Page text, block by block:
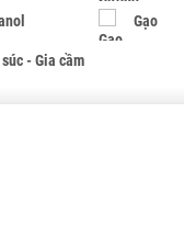
Gạo
- Gia cầm